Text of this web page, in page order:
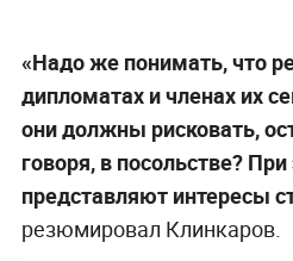
«Надо же понимать, что
дипломатах и членах их
они должны рисковать,
говоря, в посольстве?
представляют интересы
резюмировал Клинкаров.